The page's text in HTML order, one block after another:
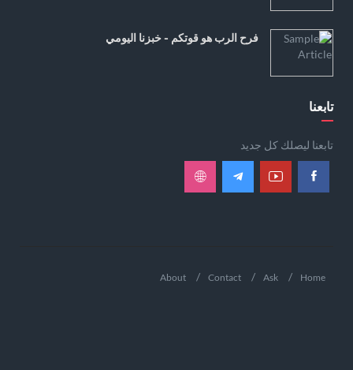
فرح الرب هو قوتكم - خبزنا اليومي
تابعنا
تابعنا ليصلك كل جديد
Home
Ask
Contact
About